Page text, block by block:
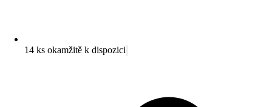
14 ks okamžitě k dispozici